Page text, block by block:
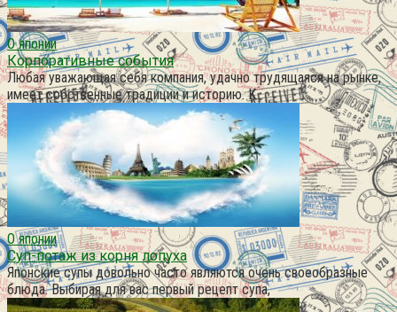
О японии
Корпоративные события
Любая уважающая себя компания, удачно трудящаяся на рынке,
имеет собственные традиции и историю. К
О японии
Суп-потаж из корня лопуха
Японские супы довольно часто являются очень своеобразные
блюда. Выбирая для вас первый рецепт супа,